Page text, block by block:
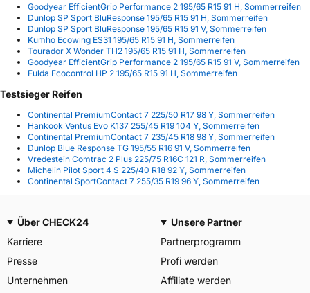
Goodyear EfficientGrip Performance 2 195/65 R15 91 H, Sommerreifen
Dunlop SP Sport BluResponse 195/65 R15 91 H, Sommerreifen
Dunlop SP Sport BluResponse 195/65 R15 91 V, Sommerreifen
Kumho Ecowing ES31 195/65 R15 91 H, Sommerreifen
Tourador X Wonder TH2 195/65 R15 91 H, Sommerreifen
Goodyear EfficientGrip Performance 2 195/65 R15 91 V, Sommerreifen
Fulda Ecocontrol HP 2 195/65 R15 91 H, Sommerreifen
Testsieger Reifen
Continental PremiumContact 7 225/50 R17 98 Y, Sommerreifen
Hankook Ventus Evo K137 255/45 R19 104 Y, Sommerreifen
Continental PremiumContact 7 235/45 R18 98 Y, Sommerreifen
Dunlop Blue Response TG 195/55 R16 91 V, Sommerreifen
Vredestein Comtrac 2 Plus 225/75 R16C 121 R, Sommerreifen
Michelin Pilot Sport 4 S 225/40 R18 92 Y, Sommerreifen
Continental SportContact 7 255/35 R19 96 Y, Sommerreifen
Über CHECK24
Karriere
Presse
Unternehmen
Unsere Partner
Partnerprogramm
Profi werden
Affiliate werden